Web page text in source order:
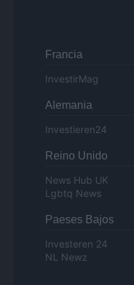
Francia
InvestirMag
Alemania
Investieren24
Reino Unido
News Hub UK
Lgbtq News
Paeses Bajos
Investeren 24
NL Newz